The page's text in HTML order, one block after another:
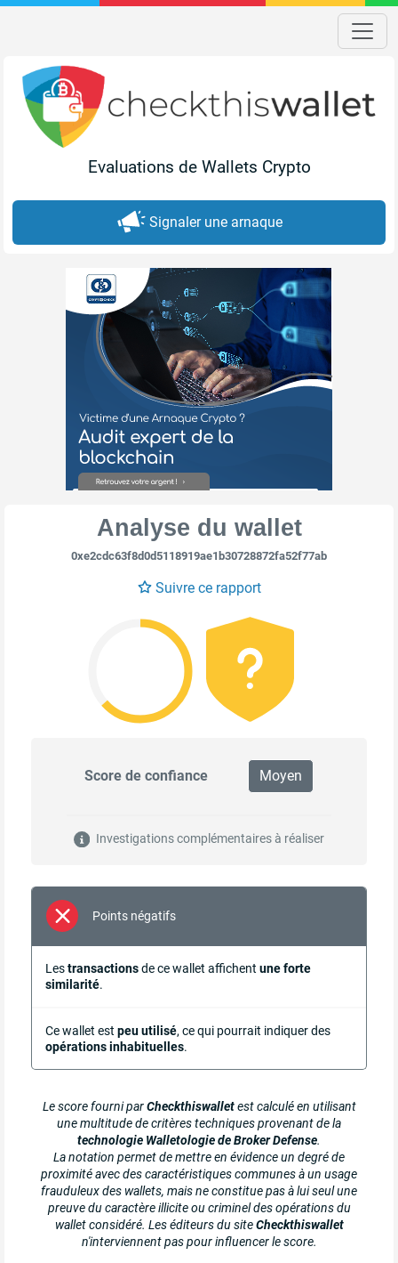
Evaluations de Wallets Crypto
Signaler une arnaque
Analyse du wallet
0xe2cdc63f8d0d5118919ae1b30728872fa52f77ab
Suivre ce rapport
Score de confiance Moyen
Investigations complémentaires à réaliser
Points négatifs
Lestransactionsde ce wallet affichent une forte
similarité.
Ce wallet est peu utilisé, ce qui pourrait indiquer des
opérations inhabituelles.
Le score fourni parCheckthiswalletest calculé en utilisant
une multitude de critères techniques provenant de la
technologie Walletologie de Broker Defense.
La notation permet de mettre en évidence un degré de
proximité avec des caractéristiques communes à un usage
frauduleux des wallets, mais ne constitue pas à lui seul une
preuve du caractère illicite ou criminel des opérations du
wallet considéré. Les éditeurs du siteCheckthiswallet
n'interviennent pas pour influencer le score.